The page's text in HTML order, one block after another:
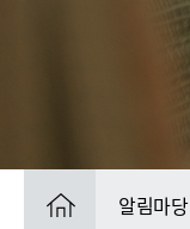
알림마당